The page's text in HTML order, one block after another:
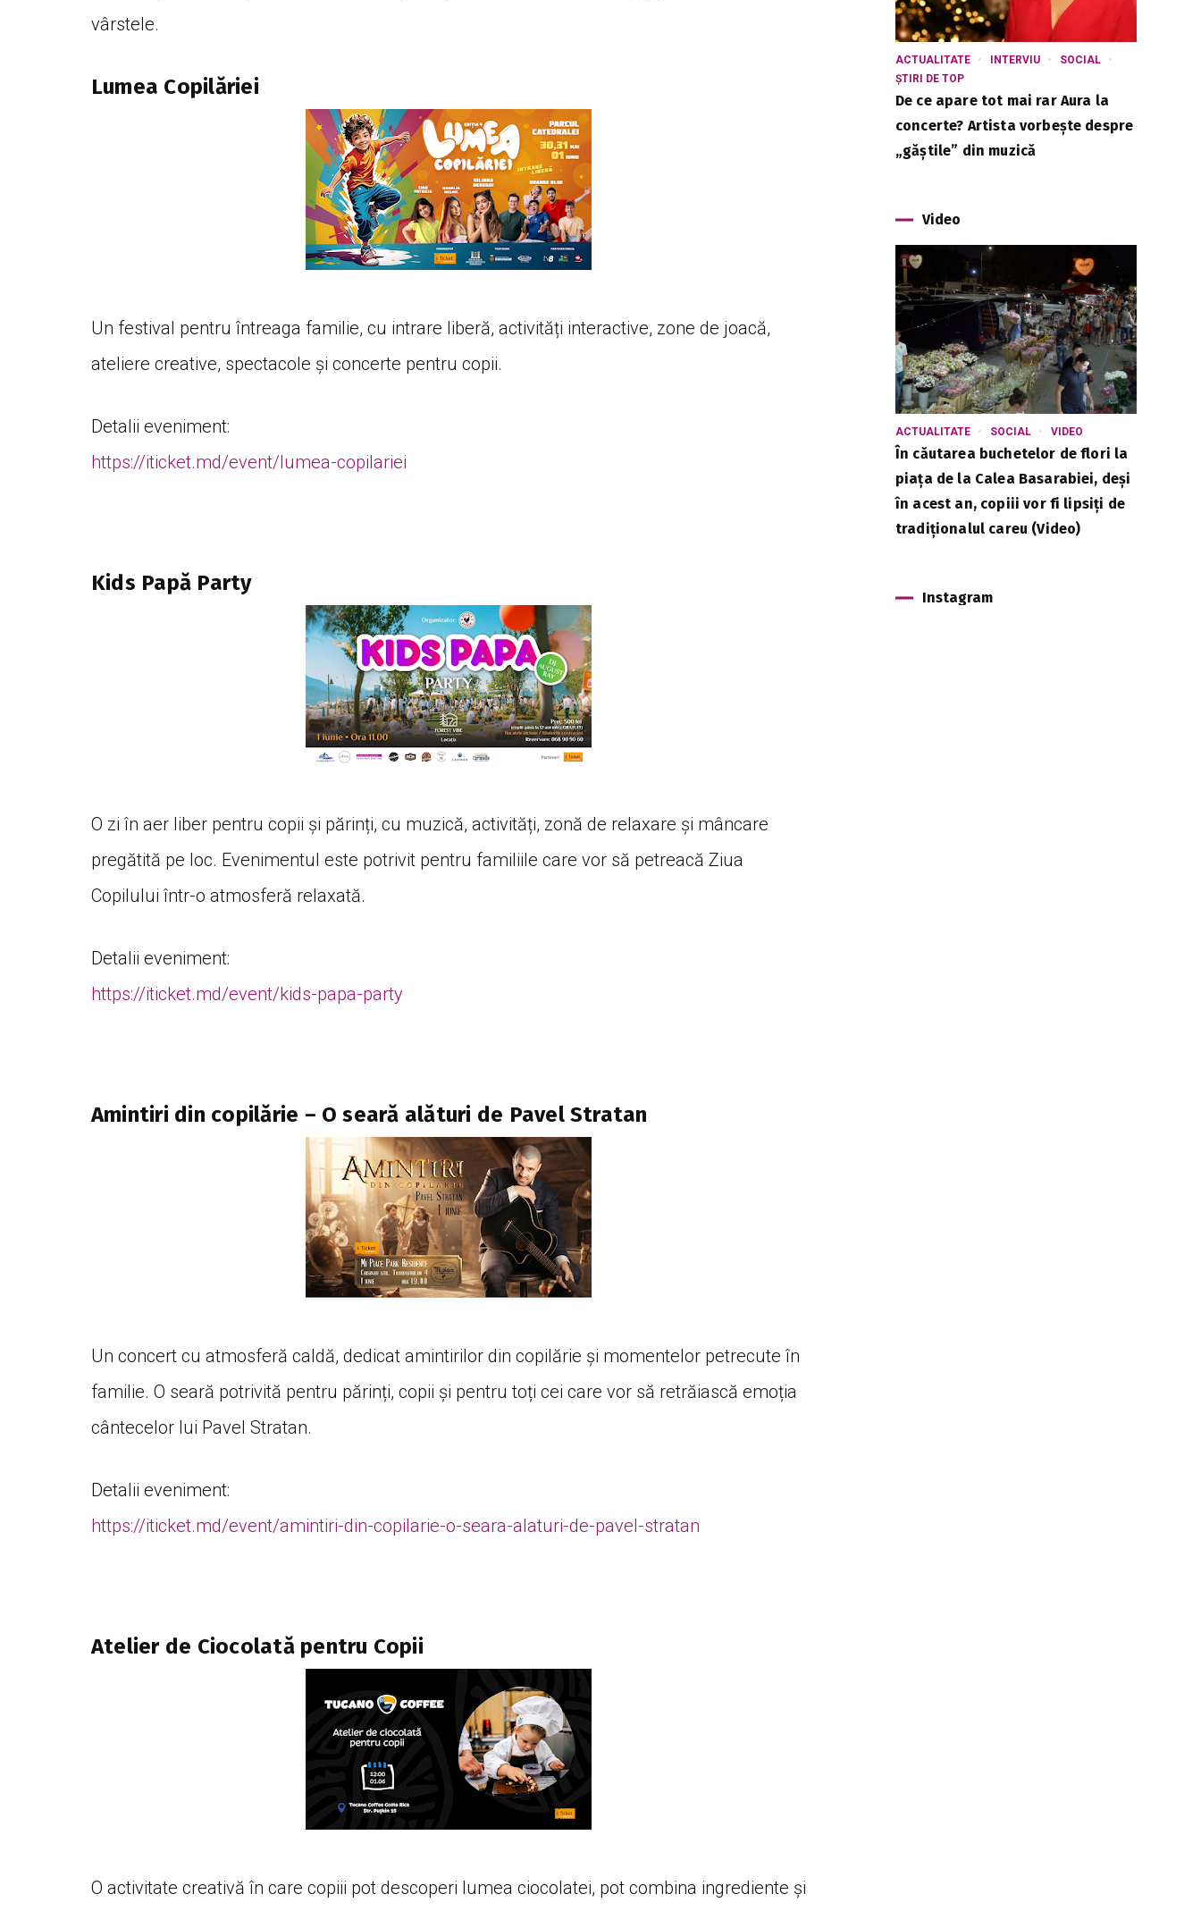
vârstele.
Lumea Copilăriei
Un festival pentru întreaga familie, cu intrare liberă, activități interactive, zone de joacă,
ateliere creative, spectacole și concerte pentru copii.
Detalii eveniment:
https://iticket.md/event/lumea-copilariei
Kids Papă Party
O zi în aer liber pentru copii și părinți, cu muzică, activități, zonă de relaxare și mâncare
pregătită pe loc. Evenimentul este potrivit pentru familiile care vor să petreacă Ziua
Copilului într-o atmosferă relaxată.
Detalii eveniment:
https://iticket.md/event/kids-papa-party
Amintiri din copilărie – O seară alături de Pavel Stratan
Un concert cu atmosferă caldă, dedicat amintirilor din copilărie și momentelor petrecute în
familie. O seară potrivită pentru părinți, copii și pentru toți cei care vor să retrăiască emoția
cântecelor lui Pavel Stratan.
Detalii eveniment:
https://iticket.md/event/amintiri-din-copilarie-o-seara-alaturi-de-pavel-stratan
Atelier de Ciocolată pentru Copii
O activitate creativă în care copiii pot descoperi lumea ciocolatei, pot combina ingrediente și
ACTUALITATE INTERVIU
SOCIAL
ȘTIRI DE TOP
De ce apare tot mai rar Aura la
concerte? Artista vorbește despre
„găștile” din muzică
Video
ACTUALITATE SOCIAL VIDEO
În căutarea buchetelor de flori la
piața de la Calea Basarabiei, deși
în acest an, copiii vor fi lipsiți de
tradiționalul careu (Video)
Instagram